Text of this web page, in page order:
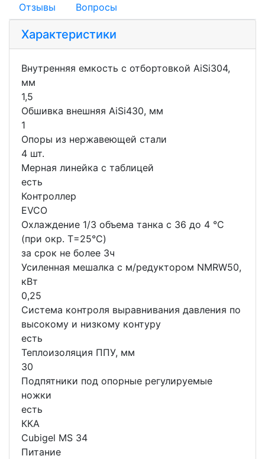
Отзывы Вопросы
Характеристики
Внутренняя емкость с отбортовкой AiSi304,
мм
1,5
Обшивка внешняя AiSi430, мм
1
Опоры из нержавеющей стали
4 шт.
Мерная линейка с таблицей
есть
Контроллер
EVCO
Охлаждение 1/3 объема танка с 36 до 4 °C
(при окр. Т=25°С)
за срок не более 3ч
Усиленная мешалка с м/редуктором NMRW50,
кВт
0,25
Система контроля выравнивания давления по
высокому и низкому контуру
есть
Теплоизоляция ППУ, мм
30
Подпятники под опорные регулируемые
ножки
есть
ККА
Cubigel MS 34
Питание